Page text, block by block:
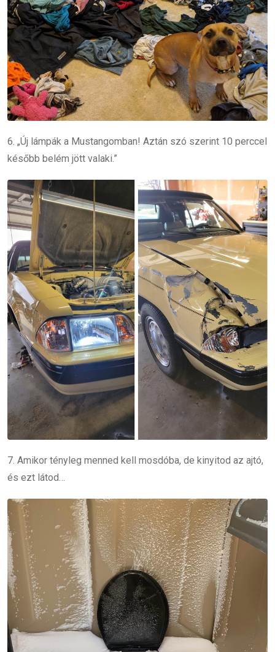
6. „Új lámpák a Mustangomban! Aztán szó szerint 10 perccel
később belém jött valaki.”
7. Amikor tényleg menned kell mosdóba, de kinyitod az ajtó,
és ezt látod…